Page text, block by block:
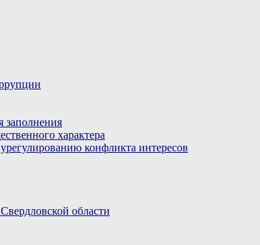
заполнения
характера
конфликта интересов
области